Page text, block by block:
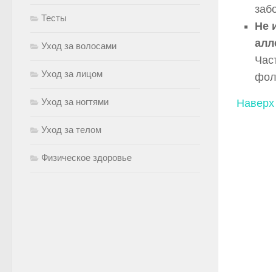
Не
Наверх
Тесты
Уход за волосами
Уход за лицом
Уход за ногтями
Уход за телом
Физическое здоровье